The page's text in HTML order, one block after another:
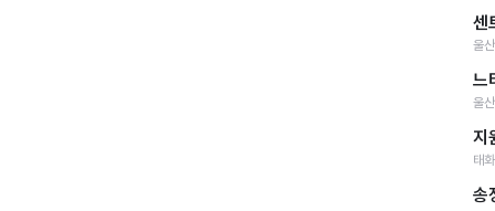
센
울
느
울
지
태
송